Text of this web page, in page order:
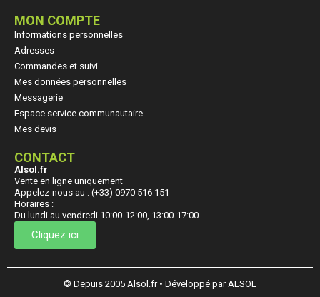
MON COMPTE
Informations personnelles
Adresses
Commandes et suivi
Mes données personnelles
Messagerie
Espace service communautaire
Mes devis
CONTACT
Alsol.fr
Vente en ligne uniquement
Appelez-nous au : (+33) 0970 516 151
Horaires :
Du lundi au vendredi 10:00-12:00, 13:00-17:00
Cliquez ici
© Depuis 2005 Alsol.fr • Développé par ALSOL